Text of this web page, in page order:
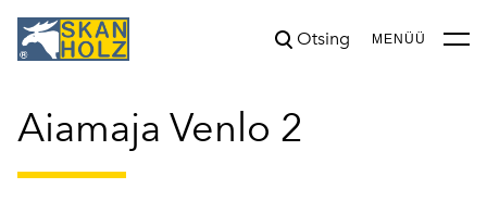
Otsing MENÜÜ
lisati ostukorvi. Vaata ostukorvi
Aiamaja Venlo 2